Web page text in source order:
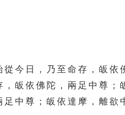
101
106
今日，乃至命存，皈依
皈依佛陀，兩足中尊；
中尊；皈依達摩，離欲